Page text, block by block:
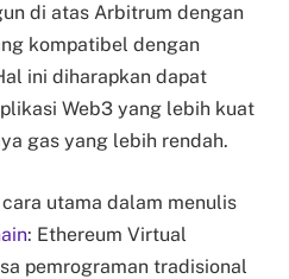
di atas Arbitrum dengan
kompatibel dengan
ini diharapkan dapat
Web3 yang lebih kuat
gas yang lebih rendah.
utama dalam menulis
: Ethereum Virtual
pemrograman tradisional